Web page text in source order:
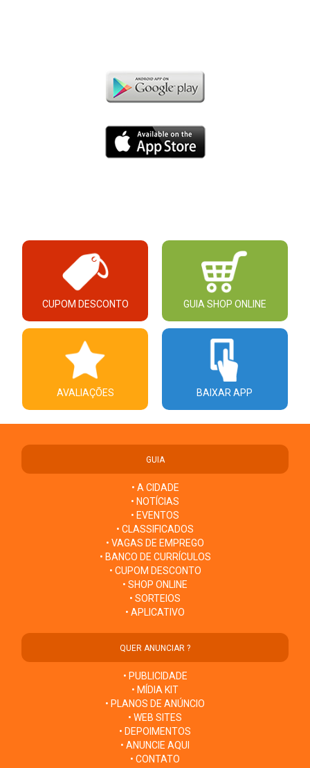
CUPOM DESCONTO GUIA SHOP ONLINE
AVALIAÇÕES BAIXAR APP
GUIA
• A CIDADE
• NOTÍCIAS
• EVENTOS
• CLASSIFICADOS
• VAGAS DE EMPREGO
• BANCO DE CURRÍCULOS
• CUPOM DESCONTO
• SHOP ONLINE
• SORTEIOS
• APLICATIVO
QUER ANUNCIAR ?
• PUBLICIDADE
• MÍDIA KIT
• PLANOS DE ANÚNCIO
• WEB SITES
• DEPOIMENTOS
• ANUNCIE AQUI
• CONTATO